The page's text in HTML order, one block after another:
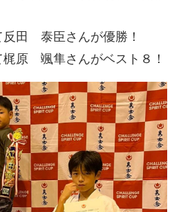
反田 泰臣さんが優勝！
梶原 颯隼さんがベスト８！